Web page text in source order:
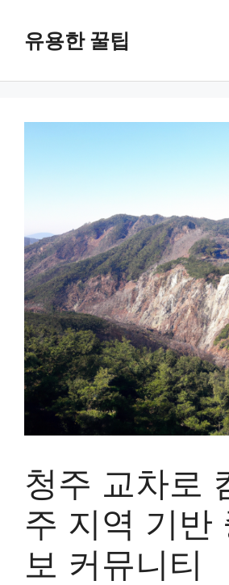
유용한 꿀팁
청주 교차로
주 지역 기반
보 커뮤니티